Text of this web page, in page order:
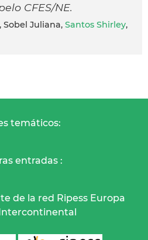
CFES/NE.
, Sobel Juliana, Santos Shirley,
temáticos:
entradas :
de la red Ripess Europa